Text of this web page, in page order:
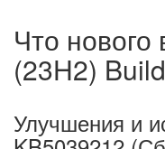
Что нового
(23H2)
Улучшения и